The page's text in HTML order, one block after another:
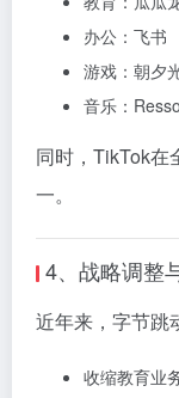
办公： 飞书
游戏：朝夕
音乐：Resso
同时，TikTok在
一。
4、战略调整
近年来，字节跳
收缩教育业